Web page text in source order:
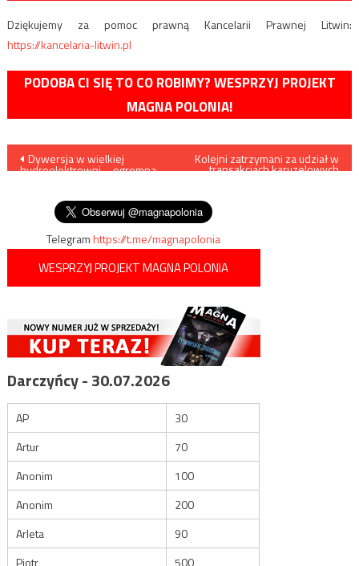
Dziękujemy za pomoc prawną Kancelarii Prawnej Litwin:
https://kancelaria-litwin.pl
PODOBA CI SIĘ TO CO ROBIMY? WESPRZYJ PROJEKT
MAGNA POLONIA!
Nawigacja
wpisu
Dywersja w wielkiej
hydroelektrowni – ogromna
Kolejni zatrzymani za udział w
transakcjach karuzelowych
Telegramhttps://t.me/magnapolonia
WESPRZYJ PROJEKT MAGNA POLONIA
Darczyńcy - 30.07.2026
AP
30
Artur
70
Anonim
100
Anonim
200
Arleta
90
Piotr
500